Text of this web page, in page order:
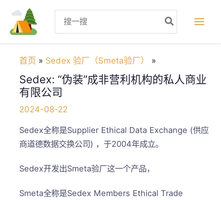
for:
首页 Sedex 验厂（Smeta验厂）
Sedex: “伪装”成非营利机构的私人商业
有限公司
2024-08-22
Sedex全称是Supplier Ethical Data Exchange (供应
商道德数据交换公司) ，于2004年成立。
Sedex开发出Smeta验厂这一个产品，
Smeta全称是Sedex Members Ethical Trade